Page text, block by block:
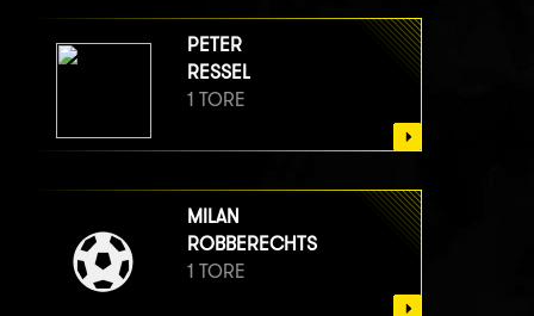
PETER
RESSEL
1 TORE
MILAN
ROBBERECHTS
1 TORE